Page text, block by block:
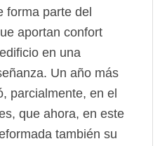
forma parte del
aportan confort
en una
Un año más
parcialmente, en el
que ahora, en este
también su